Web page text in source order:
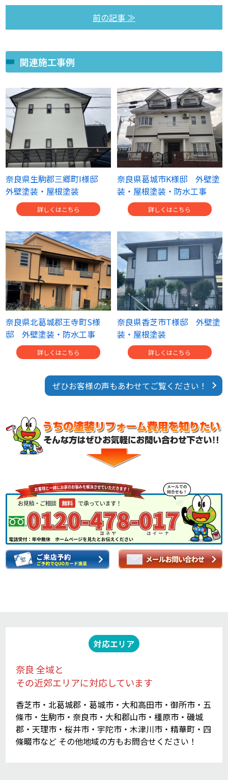
前の記事 ≫
関連施工事例
奈良県生駒郡三郷町I様邸
外壁塗装・屋根塗装
詳しくはこちら
奈良県葛城市K様邸 外壁塗
装・屋根塗装・防水工事
詳しくはこちら
奈良県北葛城郡王寺町S様
邸 外壁塗装・防水工事
詳しくはこちら
奈良県香芝市T様邸 外壁塗
装・屋根塗装
詳しくはこちら
ぜひお客様の声もあわせてご覧ください！
対応エリア
奈良 全域と
その近郊エリアに対応しています
香芝市・北葛城郡・葛城市・大和高田市・御所市・五
條市・生駒市・奈良市・大和郡山市・橿原市・磯城
郡・天理市・桜井市・宇陀市・木津川市・精華町・四
條畷市など その他地域の方もお問合せください！